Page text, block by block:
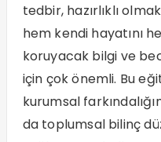
tedbir, hazırlıklı
hem kendi hayatını
koruyacak bilgi ve
için çok önemli. Bu
kurumsal
da toplumsal bilinç